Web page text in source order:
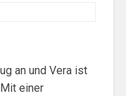
an und Vera ist
einer